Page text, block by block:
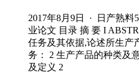
2017年8月9日 · 日产熟料
业论文 目录 摘 要 I
任务及其依据,论述所生产
务： 2 生产产品的种类及
及定义 2